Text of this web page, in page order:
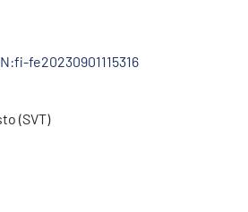
fe20230901115316
(SVT)